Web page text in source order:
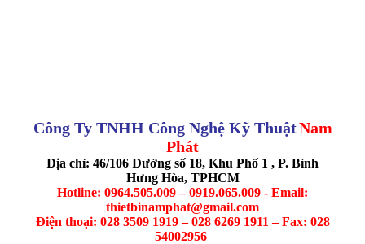
Công Ty TNHH Công Nghệ Kỹ ThuậtNam
Phát
Địa chỉ: 46/106 Đường số 18, Khu Phố 1 , P. Bình
Hưng Hòa, TPHCM
Hotline: 0964.505.009 – 0919.065.009 - Email:
thietbinamphat@gmail.com
Điện thoại: 028 3509 1919 – 028 6269 1911 – Fax: 028
54002956